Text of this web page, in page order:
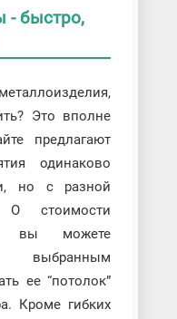
- быстро,
Это вполне
предлагают
одинаково
но с разной
О стоимости
вы можете
ее “потолок”
Кроме гибких